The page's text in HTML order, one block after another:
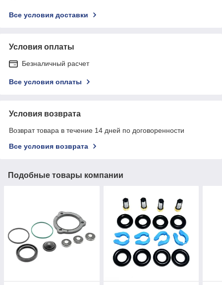
Все условия доставки
Условия оплаты
Безналичный расчет
Все условия оплаты
Условия возврата
Возврат товара в течение 14 дней по договоренности
Все условия возврата
Подобные товары компании